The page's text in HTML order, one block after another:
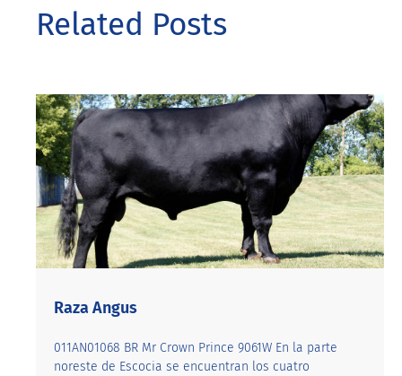
Related Posts
Raza Angus
011AN01068 BR Mr Crown Prince 9061W En la parte
noreste de Escocia se encuentran los cuatro